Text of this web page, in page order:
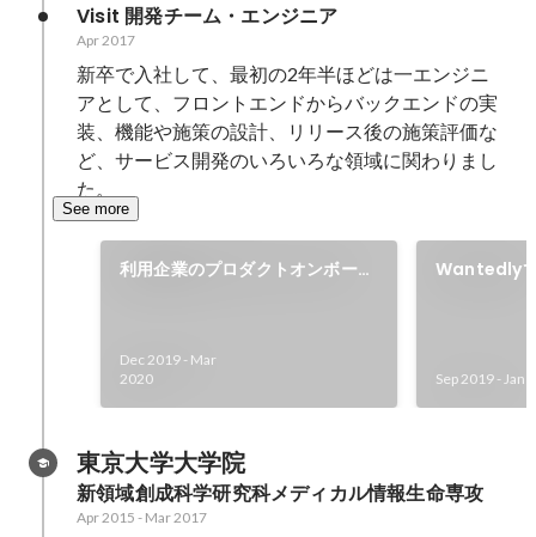
Visit 開発チーム・エンジニア
Apr 2017
新卒で入社して、最初の2年半ほどは一エンジニ
アとして、フロントエンドからバックエンドの実
装、機能や施策の設計、リリース後の施策評価な
ど、サービス開発のいろいろな領域に関わりまし
た。
See more
利用企業のプロダクトオンボーデ
Dec 2019 - Mar
2020
Wantedlyで
Sep 2019 - Jan
東京大学大学院
新領域創成科学研究科メディカル情報生命専攻
Apr 2015 - Mar 2017